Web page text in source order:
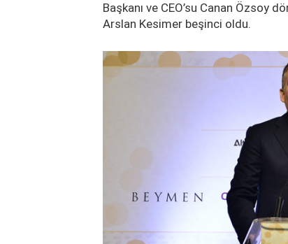
Başkanı ve CEO’su Canan Özsoy
Arslan Kesimer beşinci oldu.